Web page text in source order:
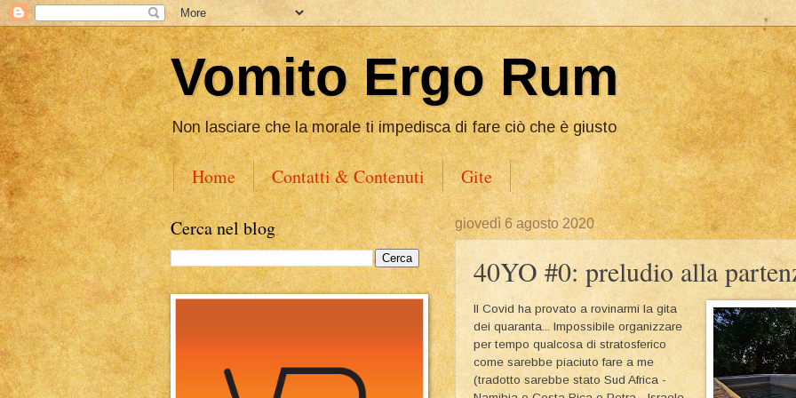
Vomito Ergo Rum
Non lasciare che la morale ti impedisca di fare ciò che è giusto
Home Contatti & Contenuti Gite
giovedì 6 agosto 2020
40YO #0: preludio alla
Il Covid ha provato a rovinarmi la gita
dei quaranta... Impossibile organizzare
per tempo qualcosa di stratosferico
come sarebbe piaciuto fare a me
(tradotto sarebbe stato Sud Africa -
Cerca nel blog